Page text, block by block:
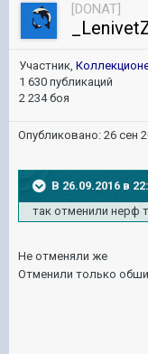
[DONAT]
Участник,
1 630 публикаций
2 234 боя
Опубликовано: 26 сен
В 26.09.2016 в
так отменили нерф
Не отменяли же
Отменили только